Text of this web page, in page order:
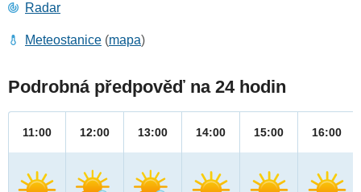
Radar
Meteostanice (mapa)
Podrobná předpověď na 24 hodin
11:00 12:00 13:00 14:00 15:00 16:00